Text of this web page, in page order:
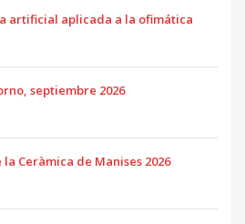
artificial aplicada a la ofimática
septiembre 2026
Ceràmica de Manises 2026